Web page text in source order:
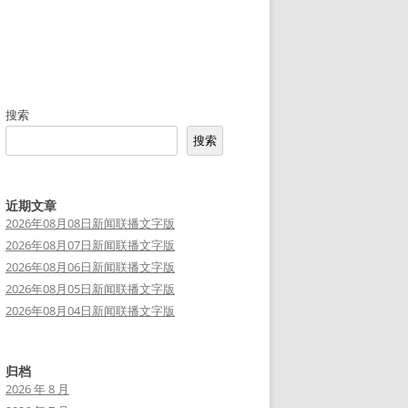
搜索
搜索
近期文章
2026年08月08日新闻联播文字版
2026年08月07日新闻联播文字版
2026年08月06日新闻联播文字版
2026年08月05日新闻联播文字版
2026年08月04日新闻联播文字版
归档
2026 年 8 月